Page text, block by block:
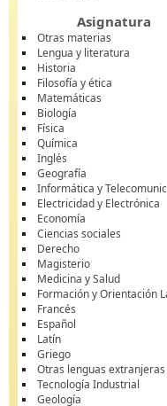
Asignatura
Otras materias
Lengua y literatura
Historia
Filosofía y ética
Matemáticas
Biología
Física
Química
Inglés
Geografía
Informática y
Electricidad y Electrónica
Economía
Ciencias sociales
Derecho
Magisterio
Medicina y Salud
Formación y Orientación
Francés
Español
Latín
Griego
Otras lenguas extranjeras
Tecnología Industrial
Geología